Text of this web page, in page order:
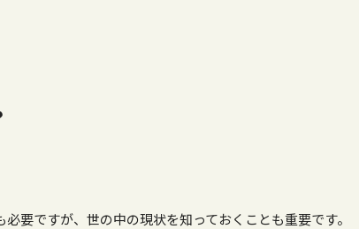
要ですが、世の中の現状を知っておくことも重要です。